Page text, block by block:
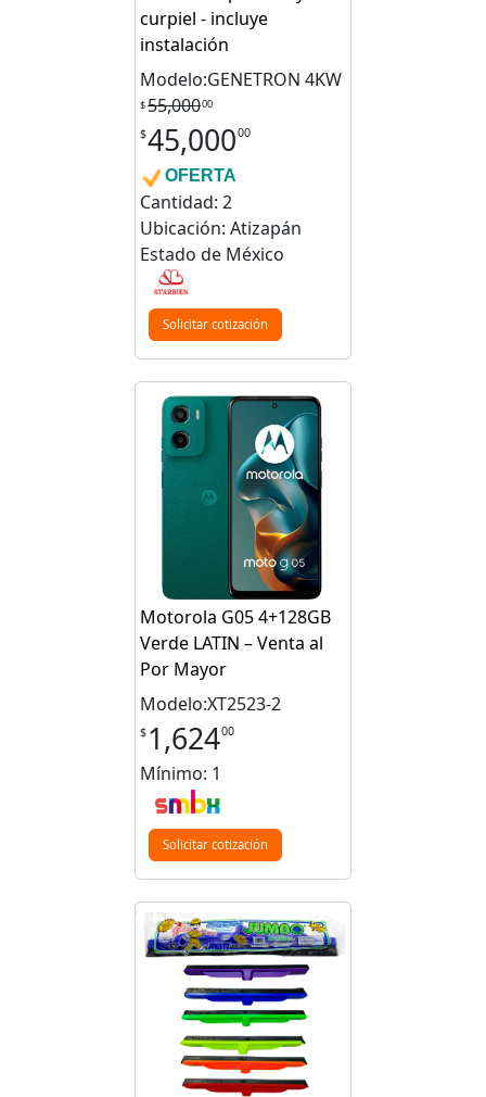
curpiel - incluye
instalación
Modelo:GENETRON 4KW
$55,00000
$45,00000
OFERTA
Cantidad: 2
Ubicación: Atizapán
Estado de México
Solicitar cotización
Motorola G05 4+128GB
Verde LATIN – Venta al
Por Mayor
Modelo:XT2523-2
$ 1,62400
Mínimo: 1
Solicitar cotización